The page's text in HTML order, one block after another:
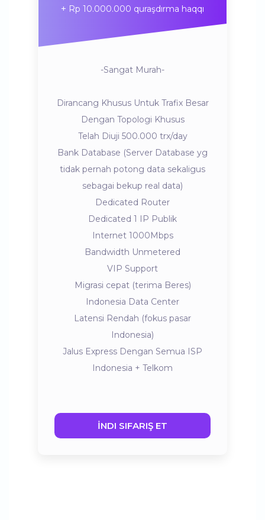
Rp 10.000.000 quraşdırma haqqı
-Sangat Murah-
Dirancang Khusus Untuk Trafix Besar
Dengan Topologi Khusus
Telah Diuji 500.000 trx/day
Bank Database (Server Database yg
tidak pernah potong data sekaligus
sebagai bekup real data)
Dedicated Router
Dedicated 1 IP Publik
Internet 1000Mbps
Bandwidth Unmetered
VIP Support
Migrasi cepat (terima Beres)
Indonesia Data Center
Latensi Rendah (fokus pasar
Indonesia)
Jalus Express Dengan Semua ISP
Indonesia + Telkom
İNDI SIFARIŞ ET